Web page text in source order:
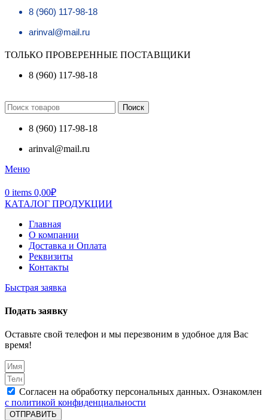
8 (960) 117-98-18
arinval@mail.ru
ТОЛЬКО ПРОВЕРЕННЫЕ ПОСТАВЩИКИ
8 (960) 117-98-18
Поиск
8 (960) 117-98-18
arinval@mail.ru
Меню
0 items 0,00₽
КАТАЛОГ ПРОДУКЦИИ
Главная
О компании
Доставка и Оплата
Реквизиты
Контакты
Быстрая заявка
Подать заявку
Оставьте свой телефон и мы перезвоним в удобное для Вас
время!
Согласен на обработку персональных данных. Ознакомлен
с политикой конфиденциальности
ОТПРАВИТЬ